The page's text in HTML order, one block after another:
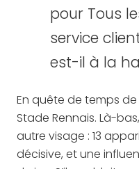
pour Tous
service
est-il à la
En quête de temps
Stade Rennais. Là-
autre visage : 13
décisive, et une